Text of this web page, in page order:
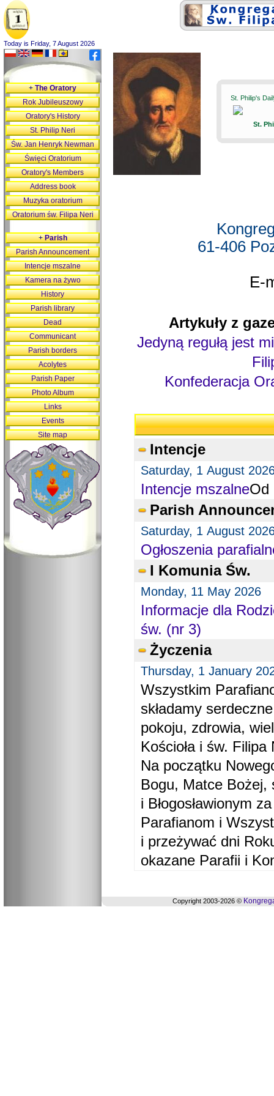
Today is Friday, 7 August 2026
St. Philip's
St.
61-406
E-
Artykuły z
Jedyną regułą jest
Konfederacja
Intencje
Saturday, 1 August
Intencje mszalneOd
Parish
Saturday, 1 August
Ogłoszenia
I Komunia Św.
Monday, 11 May 2026
Informacje dla
św. (nr 3)
Życzenia
Thursday, 1 January
Wszystkim
składamy
pokoju, zdrowia,
Kościoła i św. Filipa
Na początku
Bogu, Matce Bożej,
i Błogosławionym
Parafianom i
i przeżywać dni
okazane Parafii i
+The Oratory
Rok Jubileuszowy
Oratory's History
St. Philip Neri
Św. Jan Henryk Newman
Święci Oratorium
Oratory's Members
Address book
Muzyka oratorium
Oratorium św. Filipa Neri
+Parish
Parish Announcement
Intencje mszalne
Kamera na żywo
History
Parish library
Dead
Communicant
Parish borders
Acolytes
Parish Paper
Photo Album
Links
Events
Site map
Copyright 2003-2026 ©